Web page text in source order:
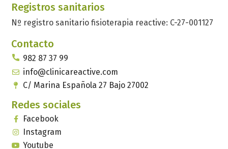
Registros sanitarios
Nº registro sanitario fisioterapia reactive: C-27-001127
Contacto
982 87 37 99
info@clinicareactive.com
C/ Marina Española 27 Bajo 27002
Redes sociales
Facebook
Instagram
Youtube